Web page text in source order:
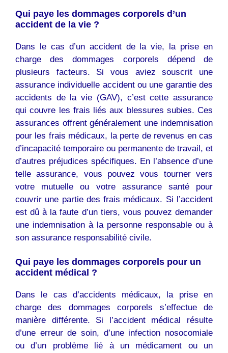
Qui paye les dommages corporels d’un
accident de la vie ?
Dans le cas d’un accident de la vie, la prise en
charge des dommages corporels dépend de
plusieurs facteurs. Si vous aviez souscrit une
assurance individuelle accident ou une garantie des
accidents de la vie (GAV), c’est cette assurance
qui couvre les frais liés aux blessures subies. Ces
assurances offrent généralement une indemnisation
pour les frais médicaux, la perte de revenus en cas
d’incapacité temporaire ou permanente de travail, et
d’autres préjudices spécifiques. En l’absence d’une
telle assurance, vous pouvez vous tourner vers
votre mutuelle ou votre assurance santé pour
couvrir une partie des frais médicaux. Si l’accident
est dû à la faute d’un tiers, vous pouvez demander
une indemnisation à la personne responsable ou à
son assurance responsabilité civile.
Qui paye les dommages corporels pour un
accident médical ?
Dans le cas d’accidents médicaux, la prise en
charge des dommages corporels s’effectue de
manière différente. Si l’accident médical résulte
d’une erreur de soin, d’une infection nosocomiale
ou d’un problème lié à un médicament ou un